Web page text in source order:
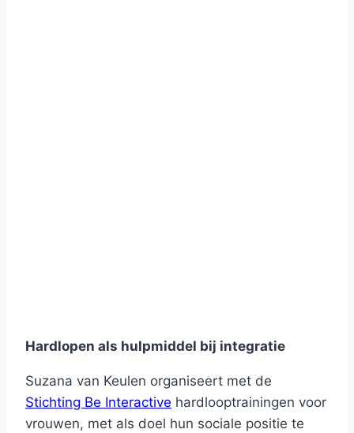
Hardlopen als hulpmiddel bij integratie
Suzana van Keulen organiseert met de
Stichting Be Interactive hardlooptrainingen voor
vrouwen, met als doel hun sociale positie te